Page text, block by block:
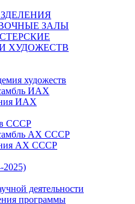
ЗАЛЫ
ХУДОЖЕСТВ
художеств
ИАХ
ИАХ
СССР
АХ СССР
АХ СССР
2025)
деятельности
программы